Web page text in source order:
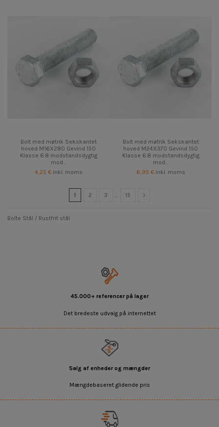
Bolt med møtrik Sekskantet
hoved M16X280 Gevind 150
Klasse 6.8 modstandsdygtig
mod...
4,25 € inkl. moms
Bolt med møtrik Sekskantet
hoved M24X370 Gevind 150
Klasse 6.8 modstandsdygtig
mod...
6,95 € inkl. moms
1 2 3 15
Bolte Stål / Rustfrit stål
45.000+ referencer på lager
Det bredeste udvalg på internettet
Salg af enheder og mængder
Mængdebaseret glidende pris